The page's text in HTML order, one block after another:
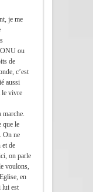
je me
ou
de
c’est
aussi
le vivre
marche.
que le
On ne
et de
on parle
voulons,
en
lui est